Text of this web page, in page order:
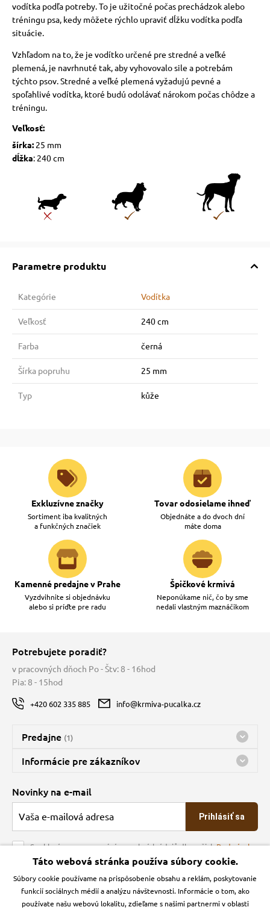
vodítka podľa potreby. To je užitočné počas prechádzok alebo
tréningu psa, kedy môžete rýchlo upraviť dĺžku vodítka podľa
situácie.
Vzhľadom na to, že je vodítko určené pre stredné a veľké
plemená, je navrhnuté tak, aby vyhovovalo sile a potrebám
týchto psov. Stredné a veľké plemená vyžadujú pevné a
spoľahlivé vodítka, ktoré budú odolávať nárokom počas chôdze a
tréningu.
Veľkosť:
šírka:25 mm
dĺžka: 240 cm
Parametre produktu
Kategórie Vodítka
Veľkosť 240 cm
Farba černá
Šírka popruhu 25 mm
Typ kůže
Exkluzívne značky
Sortiment iba kvalitných
a funkčných značiek
Tovar odosielame ihneď
Objednáte a do dvoch dní
máte doma
Kamenné predajne v Prahe
Vyzdvihnite si objednávku
alebo si príďte pre radu
Špičkové krmivá
Neponúkame nič, čo by sme
nedali vlastným maznáčikom
Potrebujete poradiť?
v pracovných dňoch Po - Štv: 8 - 16hod
Pia: 8 - 15hod
+420 602 335 885 info@krmiva-pucalka.cz
Predajne (1)
Predajňa a sklad Kbely
Bohužiaľ, momentálne máme zatvorené
Informácie pre zákazníkov
O spoločnosti
Veľkoobchod
Obchodné podmienky
Kontakt
Podmienky ochrany osobných údajov
Zásady používanie cookies a Google Analytics
Novinky na e-mail
Prihlásiť sa
Souhlasím se zpracováním osobních údajů dle našichPodmínek
ochrany osobních údajů
Krmiva Pučálka na sociálnych sieťach
Instagran Facebook
Táto webová stránka používa súbory cookie.
Súbory cookie používame na prispôsobenie obsahu a reklám, poskytovanie
funkcií sociálnych médií a analýzu návštevnosti. Informácie o tom, ako
používate našu webovú lokalitu, zdieľame s našimi partnermi v oblasti